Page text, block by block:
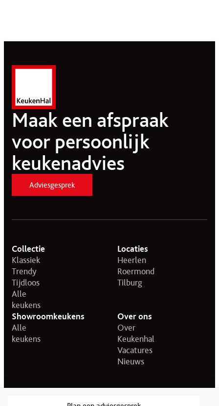
Maak een afspraak
voor persoonlijk
keukenadvies
Adviesgesprek
Collectie
Klassiek
Trendy
Tijdloos
Alle
keukens
Locaties
Heerlen
Roermond
Tilburg
Showroomkeukens
Alle
keukens
Over ons
Over
Keukenhal
Vacatures
Nieuws
Privacy statementDisclaimer